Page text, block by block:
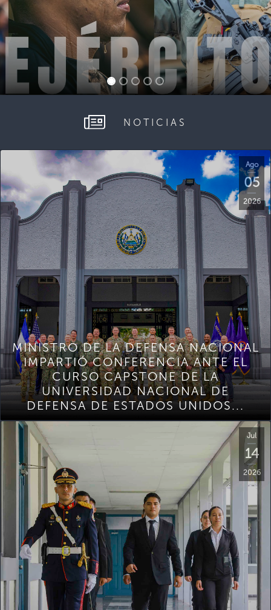
NOTICIAS
Ago
05
2026
MINISTRO DE LA DEFENSA NACIONAL
IMPARTIÓ CONFERENCIA ANTE EL
CURSO CAPSTONE DE LA
UNIVERSIDAD NACIONAL DE
DEFENSA DE ESTADOS UNIDOS...
Jul
14
2026